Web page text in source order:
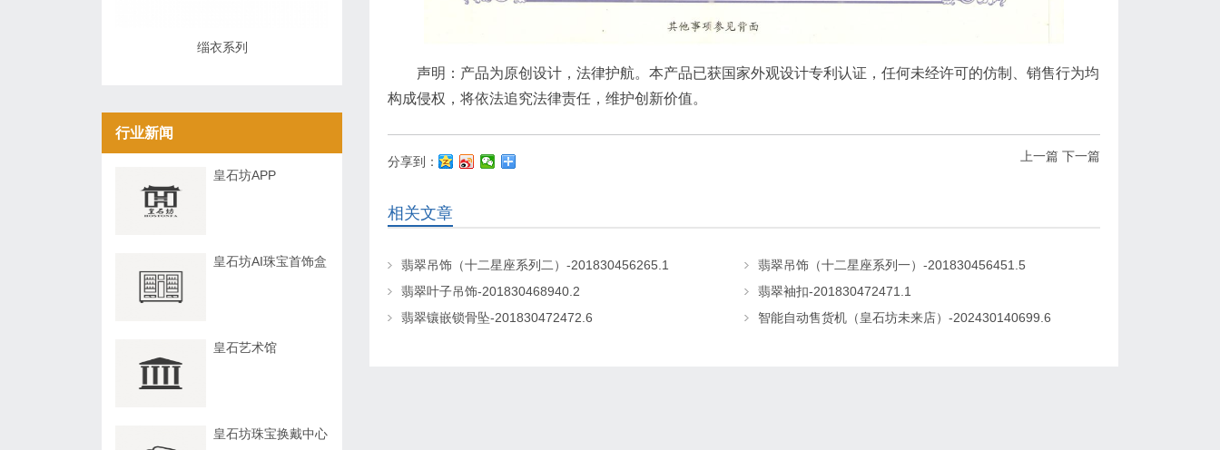
声明：产品为原创设计，法律护航。本产品已获国家外观设计专利认证，任何未经许可的仿制、销售行为均
构成侵权，将依法追究法律责任，维护创新价值。
上一篇 下一篇
分享到：
相关文章
翡翠吊饰（十二星座系列二）-201830456265.1
翡翠吊饰（十二星座系列一）-201830456451.5
翡翠叶子吊饰-201830468940.2
翡翠袖扣-201830472471.1
翡翠镶嵌锁骨坠-201830472472.6
智能自动售货机（皇石坊未来店）-202430140699.6
缁衣系列
行业新闻
皇石坊APP
皇石坊AI珠宝首饰盒
皇石艺术馆
皇石坊珠宝换戴中心